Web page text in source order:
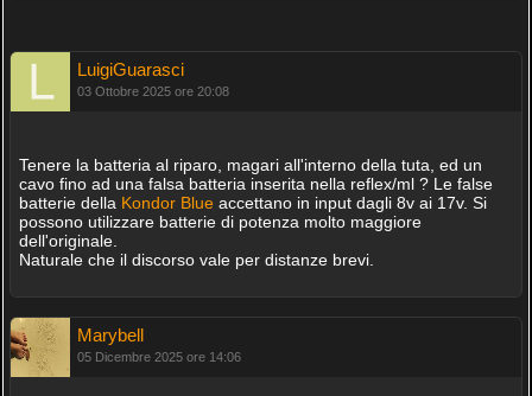
LuigiGuarasci
03 Ottobre 2025 ore 20:08
Tenere la batteria al riparo, magari all'interno della tuta, ed un
cavo fino ad una falsa batteria inserita nella reflex/ml ? Le false
batterie della Kondor Blueaccettano in input dagli 8v ai 17v. Si
possono utilizzare batterie di potenza molto maggiore
dell'originale.
Naturale che il discorso vale per distanze brevi.
Marybell
05 Dicembre 2025 ore 14:06